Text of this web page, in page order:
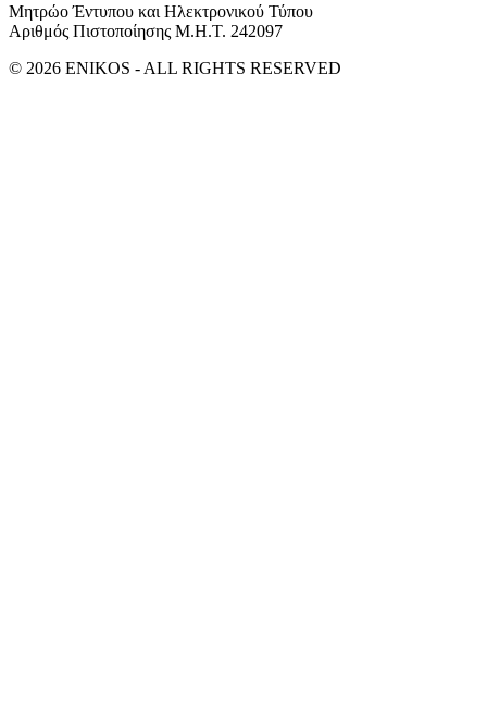
Μητρώο Έντυπου και Ηλεκτρονικού Τύπου
Αριθμός Πιστοποίησης Μ.Η.Τ. 242097
© 2026 ENIKOS - ALL RIGHTS RESERVED